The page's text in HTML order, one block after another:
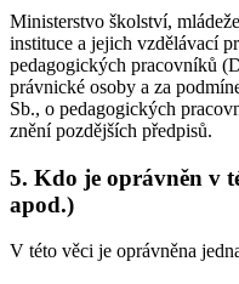
Ministerstvo školství,
instituce a jejich vzdělávací
pedagogických pracovníků
právnické osoby a za
Sb., o pedagogických
znění pozdějších předpisů.
5. Kdo je oprávněn v
apod.)
V této věci je oprávněna